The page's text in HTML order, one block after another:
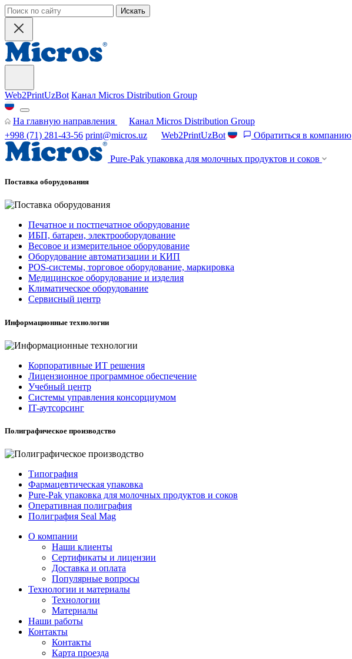
Искать
Web2PrintUzBot Канал Micros Distribution Group
На главную направления
Канал Micros Distribution Group
+998 (71) 281-43-56 print@micros.uz Web2PrintUzBot Обратиться в компанию
Pure-Pak упаковка для молочных продуктов и cоков
Поставка оборудования
Печатное и постпечатное оборудование
ИБП, батареи, электрооборудование
Весовое и измерительное оборудование
Оборудование автоматизации и КИП
POS-системы, торговое оборудование, маркировка
Медицинское оборудование и изделия
Климатическое оборудование
Сервисный центр
Информационные технологии
Корпоративные ИТ решения
Лицензионное программное обеспечение
Учебный центр
Системы управления консорциумом
IT-аутсорсинг
Полиграфическое производство
Типография
Фармацевтическая упаковка
Pure-Pak упаковка для молочных продуктов и соков
Оперативная полиграфия
Полиграфия Seal Mag
О компании
Наши клиенты
Сертификаты и лицензии
Доставка и оплата
Популярные вопросы
Технологии и материалы
Технологии
Материалы
Наши работы
Контакты
Контакты
Карта проезда